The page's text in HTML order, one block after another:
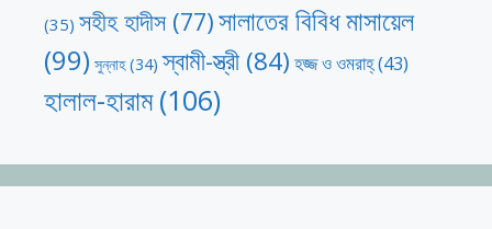
(35) সহীহ হাদীস(77)সালাতের বিবিধ মাসায়েল
(99) সুন্নাহ(34) স্বামী-স্ত্রী(84) হজ্জ ও ওমরাহ্‌(43)
হালাল-হারাম(106)